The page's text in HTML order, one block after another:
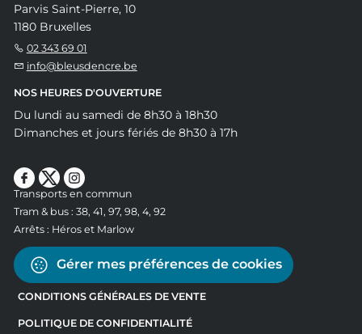
Parvis Saint-Pierre, 10
1180 Bruxelles
02 343 69 01
info@bleusdencre.be
NOS HEURES D'OUVERTURE
Du lundi au samedi de 8h30 à 18h30
Dimanches et jours fériés de 8h30 à 17h
Transports en commun
Tram & bus : 38, 41, 97, 98, 4, 92
Arrêts : Héros et Marlow
Gérer mes préférences de cookies
CONDITIONS GÉNÉRALES DE VENTE
POLITIQUE DE CONFIDENTIALITÉ